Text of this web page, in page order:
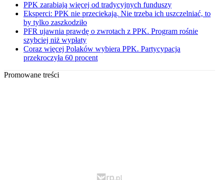
PPK zarabiają więcej od tradycyjnych funduszy
Eksperci: PPK nie przeciekają. Nie trzeba ich uszczelniać, to
by tylko zaszkodziło
PFR ujawnia prawdę o zwrotach z PPK. Program rośnie
szybciej niż wypłaty
Coraz więcej Polaków wybiera PPK. Partycypacja
przekroczyła 60 procent
Promowane treści